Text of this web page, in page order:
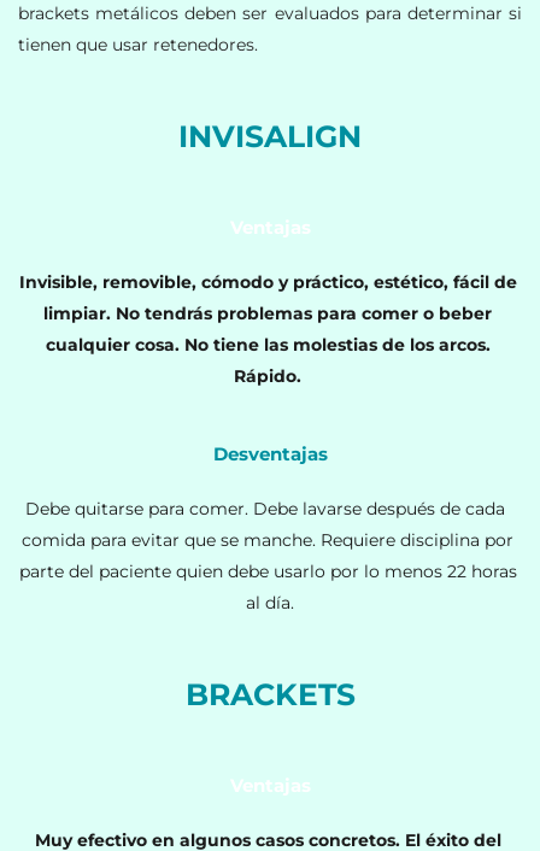
brackets metálicos deben ser evaluados para determinar si
tienen que usar retenedores.
INVISALIGN
Ventajas
Invisible, removible, cómodo y práctico, estético, fácil de
limpiar. No tendrás problemas para comer o beber
cualquier cosa. No tiene las molestias de los arcos.
Rápido.
Desventajas
Debe quitarse para comer. Debe lavarse después de cada
comida para evitar que se manche. Requiere disciplina por
parte del paciente quien debe usarlo por lo menos 22 horas
al día.
BRACKETS
Ventajas
Muy efectivo en algunos casos concretos. El éxito del